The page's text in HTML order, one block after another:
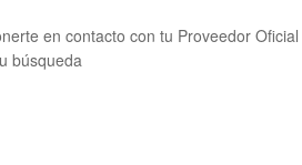
en contacto con tu Proveedor
búsqueda